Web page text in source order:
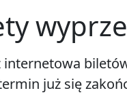
internetowa
już się